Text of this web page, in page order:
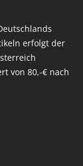
erfolgt der
von 80,-€ nach